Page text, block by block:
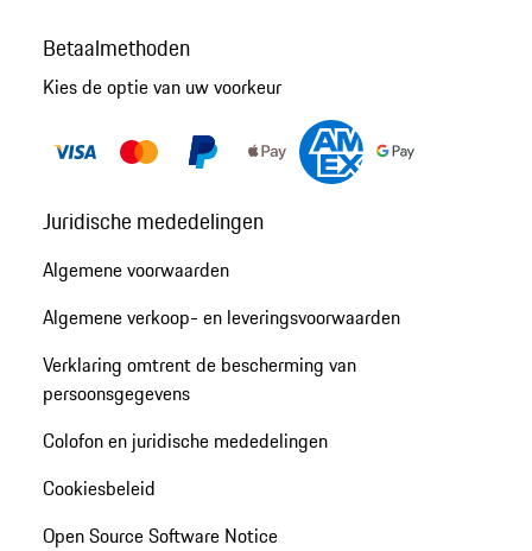
Betaalmethoden
Kies de optie van uw voorkeur
Juridische mededelingen
Algemene voorwaarden
Algemene verkoop- en leveringsvoorwaarden
Verklaring omtrent de bescherming van
persoonsgegevens
Colofon en juridische mededelingen
Cookiesbeleid
Open Source Software Notice